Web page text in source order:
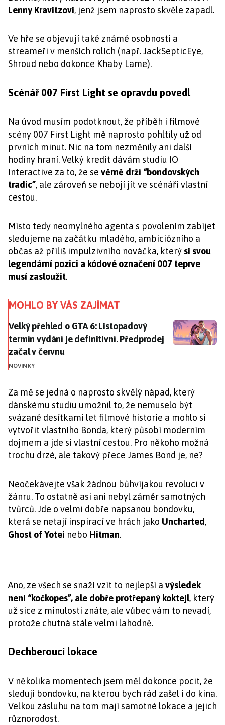
Lenny Kravitzovi, jenž jsem naprosto skvěle zapadl.
Ve hře se objevují také známé osobnosti a
streameři v menších rolích (např. JackSepticEye,
Shroud nebo dokonce Khaby Lame).
Scénář 007 First Light se opravdu povedl
Na úvod musím podotknout, že příběh i filmové
scény 007 First Light mě naprosto pohltily už od
prvních minut. Nic na tom nezměnily ani další
hodiny hraní. Velký kredit dávám studiu IO
Interactive za to, že se věrně drží “bondovských
tradic”, ale zároveň se nebojí jít ve scénáři vlastní
cestou.
Místo tedy neomylného agenta s povolením zabíjet
sledujeme na začátku mladého, ambiciózního a
občas až příliš impulzivního nováčka, který si svou
legendární pozici a kódové označení 007 teprve
musí zasloužit.
MOHLO BY VÁS ZAJÍMAT
Velký přehled o GTA 6: Listopadový termín vydání je
Velký přehled o GTA 6: Listopadový
termín vydání je definitivní. Předprodej
začal v červnu
NOVINKY
Za mě se jedná o naprosto skvělý nápad, který
dánskému studiu umožnil to, že nemuselo být
svázané desítkami let filmové historie a mohlo si
vytvořit vlastního Bonda, který působí moderním
dojmem a jde si vlastní cestou. Pro někoho možná
trochu drzé, ale takový přece James Bond je, ne?
Neočekávejte však žádnou bůhvíjakou revoluci v
žánru. To ostatně asi ani nebyl záměr samotných
tvůrců. Jde o velmi dobře napsanou bondovku,
která se netají inspirací ve hrách jako Uncharted,
Ghost of Yotei nebo Hitman.
Ano, ze všech se snaží vzít to nejlepší a výsledek
není “kočkopes”, ale dobře protřepaný koktejl, který
už sice z minulosti znáte, ale vůbec vám to nevadí,
protože chutná stále velmi lahodně.
Dechberoucí lokace
V několika momentech jsem měl dokonce pocit, že
sleduji bondovku, na kterou bych rád zašel i do kina.
Velkou zásluhu na tom mají samotné lokace a jejich
různorodost.